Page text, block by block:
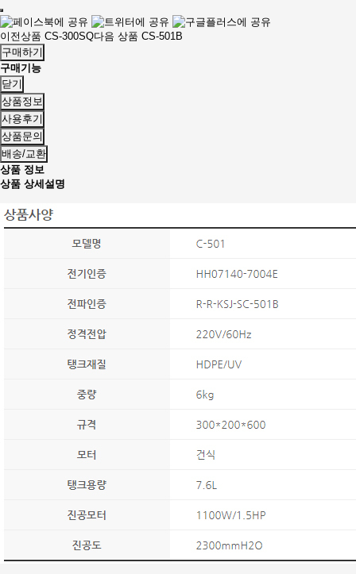
이전상품 CS-300SQ다음 상품 CS-501B
구매하기
구매기능
닫기
상품정보
사용후기
상품문의
배송/교환
상품 정보
상품 상세설명